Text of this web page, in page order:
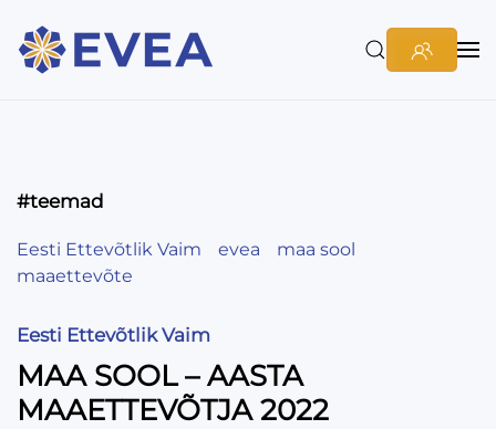
#teemad
Eesti Ettevõtlik Vaim evea
maa sool
maaettevõte
Eesti Ettevõtlik Vaim
MAA SOOL – AASTA
MAAETTEVÕTJA 2022